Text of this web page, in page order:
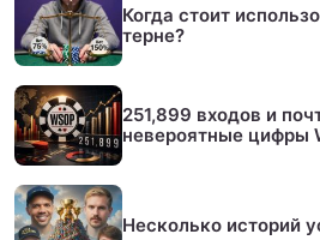
Когда стоит
терне?
251,899 входов и
невероятные цифры
Несколько историй